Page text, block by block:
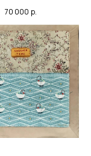
70 000 р.